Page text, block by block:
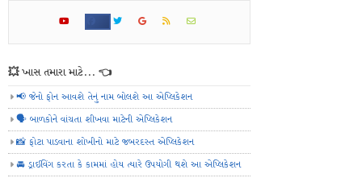
💥 ખાસ તમારા માટે... 👈
📢 જેનો ફોન આવશે તેનું નામ બોલશે આ એપ્લિકેશન
🗣️ બાળકોને વાંચતા શીખવા માટેની એપ્લિકેશન
📸 ફોટા પાડવાના શોખીનો માટે જબરદસ્ત એપ્લિકેશન
🚘 ડ્રાઈવિંગ કરતા કે કામમાં હોય ત્યારે ઉપયોગી થશે આ એપ્લિકેશન